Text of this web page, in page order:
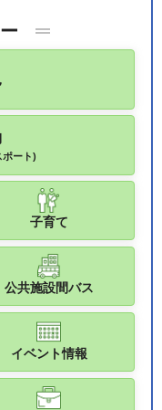
ポート)
子育て
公共施設間バス
イベント情報